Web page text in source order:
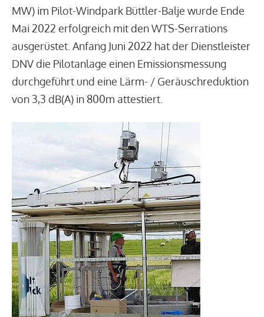
MW) im Pilot-Windpark Büttler-Balje wurde Ende
Mai 2022 erfolgreich mit den WTS-Serrations
ausgerüstet. Anfang Juni 2022 hat der Dienstleister
DNV die Pilotanlage einen Emissionsmessung
durchgeführt und eine Lärm- / Geräuschreduktion
von 3,3 dB(A) in 800m attestiert.